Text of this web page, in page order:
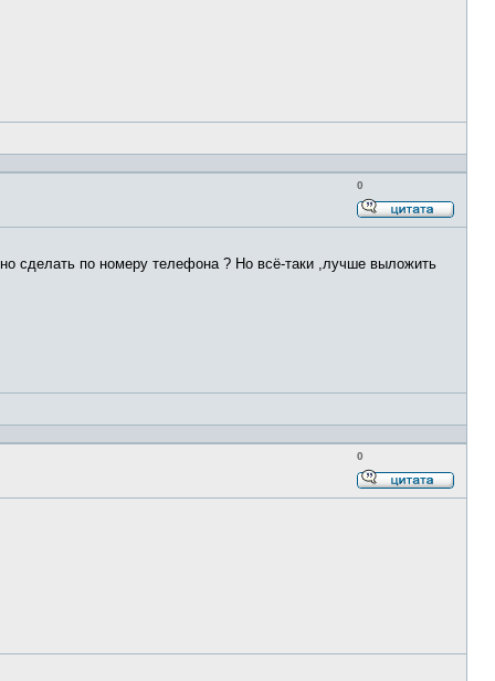
0
сделать по номеру телефона ? Но всё-таки ,лучше выложить
0